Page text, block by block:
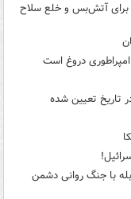
برای آتش‌بس و خلع سلاح
دروغ است
تاریخ تعیین شده
با جنگ روانی دشمن